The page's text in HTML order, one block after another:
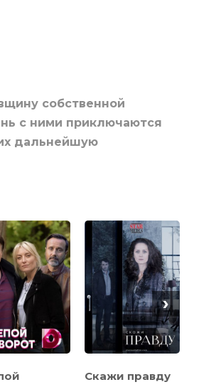
собственной
с ними приключаются
дальнейшую
Скажи правду
›